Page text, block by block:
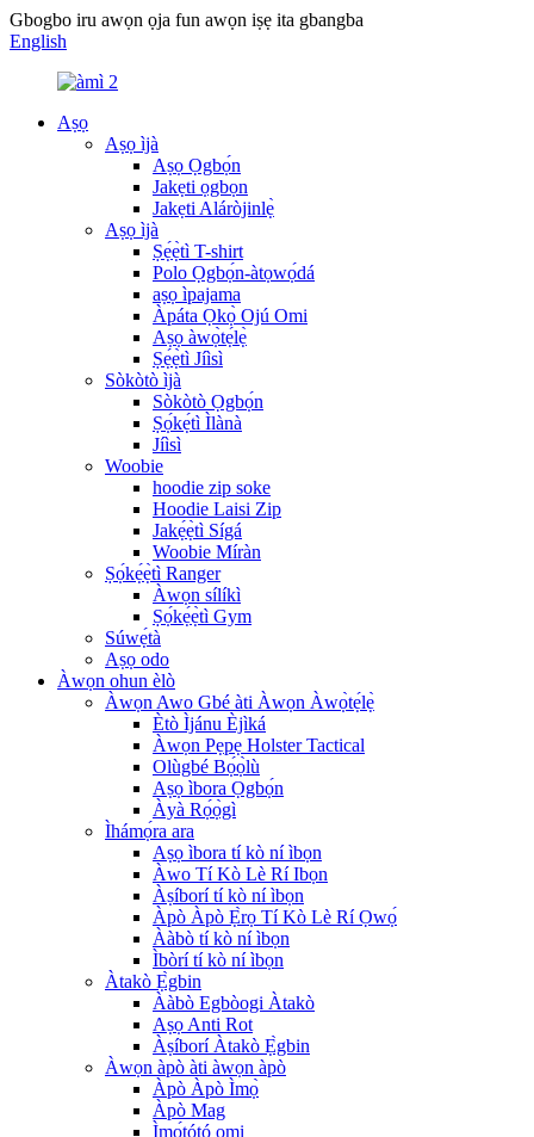
Gbogbo iru awọn ọja fun awọn iṣẹ ita gbangba
English
Aṣọ
Aṣọ ìjà
Aṣọ Ọgbọ́n
Jakẹti ọgbọn
Jakẹti Aláròjinlẹ̀
Aṣọ ìjà
Ṣẹ́ẹ̀tì T-shirt
Polo Ọgbọ́n-àtọwọ́dá
aṣọ ìpajama
Àpáta Ọkọ̀ Ojú Omi
Aṣọ àwọ̀tẹ́lẹ̀
Ṣẹ́ẹ̀tì Jíìsì
Sòkòtò ìjà
Sòkòtò Ọgbọ́n
Ṣọ́kẹ́tì Ìlànà
Jíìsì
Woobie
hoodie zip soke
Hoodie Laisi Zip
Jakẹ́ẹ̀tì Sígá
Woobie Míràn
Ṣọ́kẹ́ẹ̀tì Ranger
Àwọn sílíkì
Ṣọ́kẹ́ẹ̀tì Gym
Súwẹ́tà
Aṣọ odo
Àwọn ohun èlò
Àwọn Awo Gbé àti Àwọn Àwọ̀tẹ́lẹ̀
Ètò Ìjánu Èjìká
Àwọn Pẹpẹ Holster Tactical
Olùgbé Bọ́ọ̀lù
Aṣọ ìbora Ọgbọ́n
Àyà Rọ́ọ̀gì
Ìhámọ́ra ara
Aṣọ ìbora tí kò ní ìbọn
Àwo Tí Kò Lè Rí Ibọn
Àṣíborí tí kò ní ìbọn
Àpò Àpò Ẹ̀rọ Tí Kò Lè Rí Ọwọ́
Ààbò tí kò ní ìbọn
Ìbòrí tí kò ní ìbọn
Àtakò Ẹ̀gbin
Ààbò Egbòogi Àtakò
Aṣọ Anti Rot
Àṣíborí Àtakò Ẹ̀gbin
Àwọn àpò àti àwọn àpò
Àpò Àpò Ìmọ̀
Àpò Mag
Ìmọ́tótó omi